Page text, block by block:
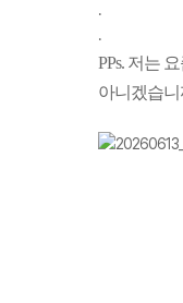
.
.
PPs. 저는
아니겠습